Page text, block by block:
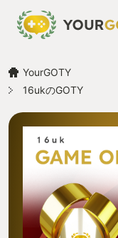
YourGOTY
16ukのGOTY